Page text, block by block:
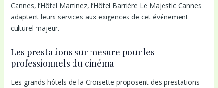
Cannes, l’Hôtel Martinez, l’Hôtel Barrière Le Majestic Cannes
adaptent leurs services aux exigences de cet événement
culturel majeur.
Les prestations sur mesure pour les
professionnels du cinéma
Les grands hôtels de la Croisette proposent des prestations